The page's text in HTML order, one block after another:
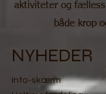
aktiviteter og
både krop
NYHEDER
Info-skærm